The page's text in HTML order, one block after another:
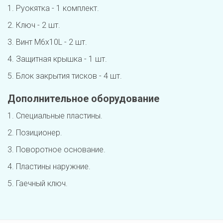
1. Руокятка - 1 комплект.
2. Ключ - 2 шт.
3. Винт M6x10L - 2 шт.
4. Защитная крышка - 1 шт.
5. Блок закрытия тисков - 4 шт.
Дополнительное оборудование
1. Специальные пластины.
2. Позиционер.
3. Поворотное основание.
4. Пластины наружние.
5. Гаечный ключ.